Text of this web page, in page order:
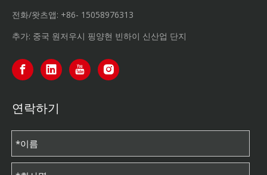
전화/왓츠앱: +86- 15058976313
추가: 중국 원저우시 핑양현 빈하이 신산업 단지
연락하기